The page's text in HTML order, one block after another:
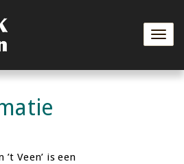
Veen’ is een